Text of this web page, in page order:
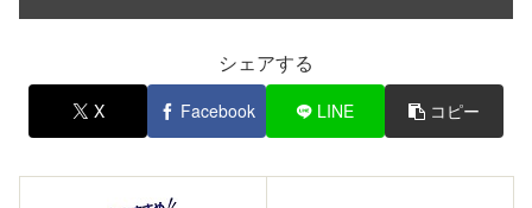
シェアする
X Facebook LINE コピー